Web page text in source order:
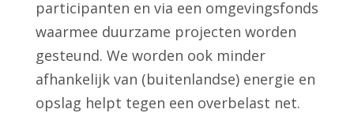
participanten en via een omgevingsfonds
waarmee duurzame projecten worden
gesteund. We worden ook minder
afhankelijk van (buitenlandse) energie en
opslag helpt tegen een overbelast net.